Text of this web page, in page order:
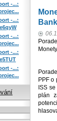
Bank
PPF o
ISS
plán
-...:
-...:
-...:
-...:
-...: